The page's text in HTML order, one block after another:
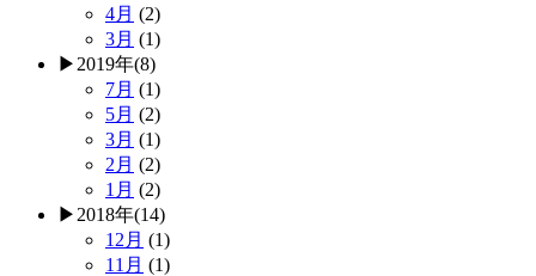
4月 (2)
3月 (1)
▶ 2019年(8)
7月 (1)
5月 (2)
3月 (1)
2月 (2)
1月 (2)
▶ 2018年(14)
12月 (1)
11月 (1)